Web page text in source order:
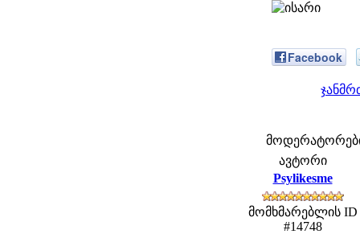
Facebook
მოდერატორები:
ავტორი
Psylikesme
მომხმარებლის ID
#14748